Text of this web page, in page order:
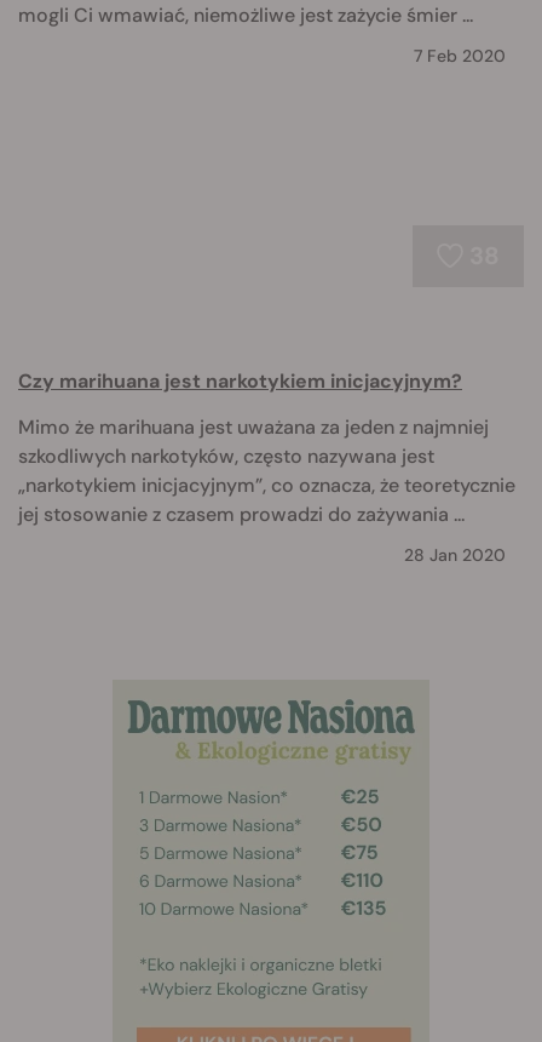
mogli Ci wmawiać, niemożliwe jest zażycie śmier ...
7 Feb 2020
Czy marihuana jest narkotykiem inicjacyjnym?
Mimo że marihuana jest uważana za jeden z najmniej
szkodliwych narkotyków, często nazywana jest
„narkotykiem inicjacyjnym”, co oznacza, że teoretycznie
jej stosowanie z czasem prowadzi do zażywania ...
28 Jan 2020